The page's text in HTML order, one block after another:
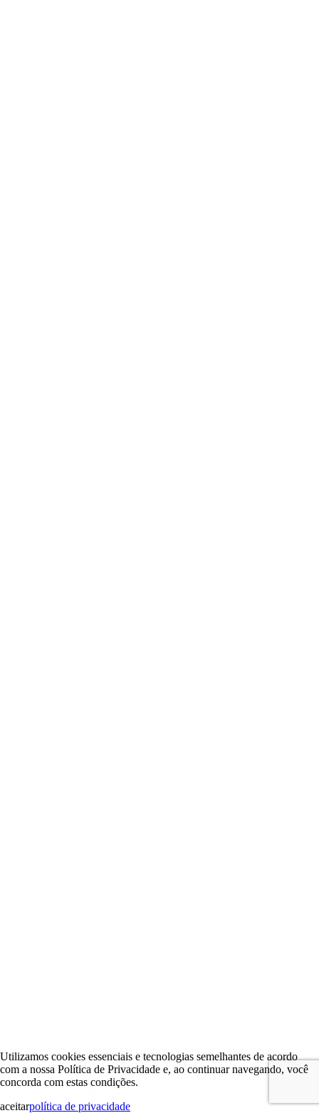
Utilizamos cookies essenciais e tecnologias semelhantes de acordo
com a nossa Política de Privacidade e, ao continuar navegando, você
concorda com estas condições.
aceitarpolítica de privacidade